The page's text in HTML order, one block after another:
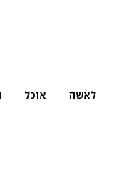
לאשה אוכל